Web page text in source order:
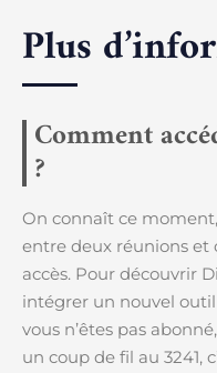
Plus
Comment
?
On connaît ce
entre deux réunions et
accès. Pour découvrir
intégrer un nouvel outil
vous n’êtes pas
un coup de fil au 3241,